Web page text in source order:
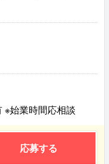
※始業時間応相談
応募する